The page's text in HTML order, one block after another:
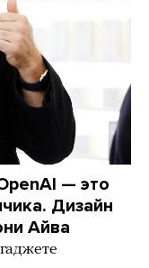
— это
Дизайн
Айва